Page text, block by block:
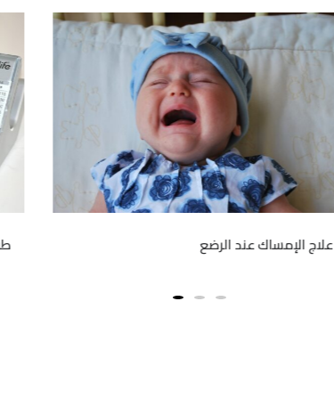
علاج الإمساك عند الرضع